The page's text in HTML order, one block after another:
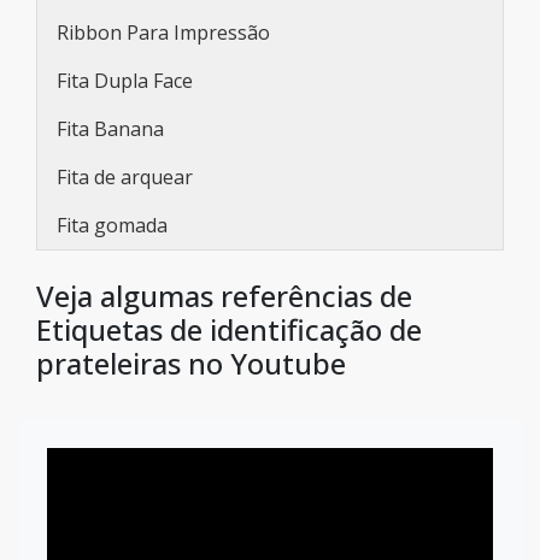
Ribbon Para Impressão
Fita Dupla Face
Fita Banana
Fita de arquear
Fita gomada
Veja algumas referências de
Etiquetas de identificação de
prateleiras no Youtube